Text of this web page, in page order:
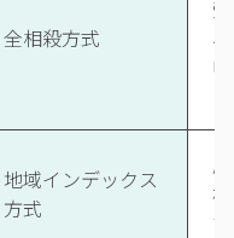
全相殺方式
地域インデックス
方式